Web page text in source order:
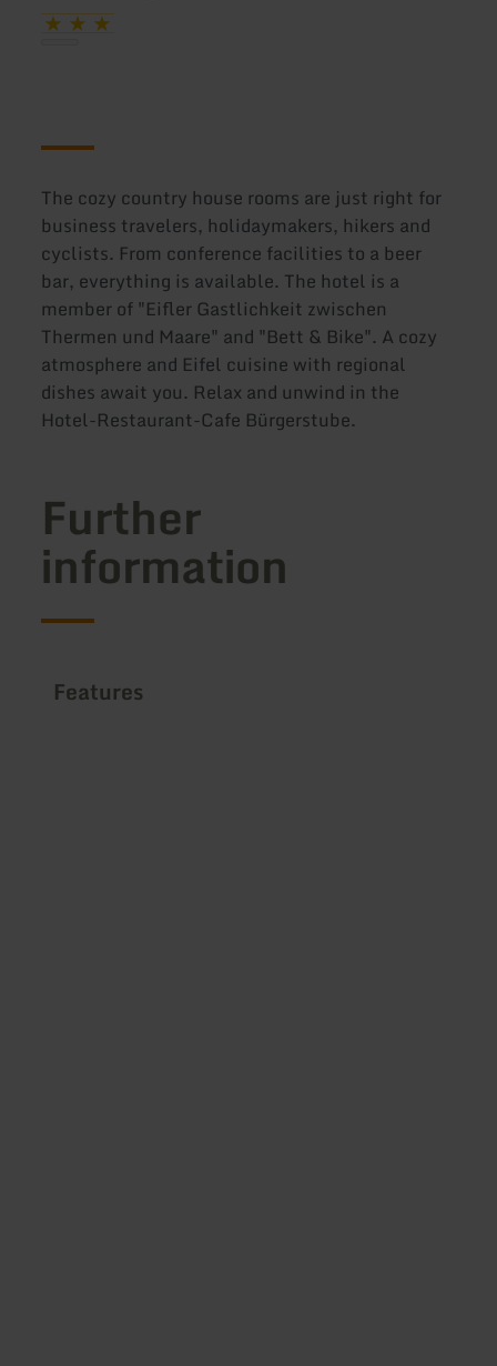
The cozy country house rooms are just right for
business travelers, holidaymakers, hikers and
cyclists. From conference facilities to a beer
bar, everything is available. The hotel is a
member of "Eifler Gastlichkeit zwischen
Thermen und Maare" and "Bett & Bike". A cozy
atmosphere and Eifel cuisine with regional
dishes await you. Relax and unwind in the
Hotel-Restaurant-Cafe Bürgerstube.
Further
information
Features